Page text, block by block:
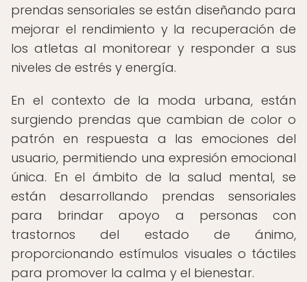
prendas sensoriales se están diseñando para
mejorar el rendimiento y la recuperación de
los atletas al monitorear y responder a sus
niveles de estrés y energía.
En el contexto de la moda urbana, están
surgiendo prendas que cambian de color o
patrón en respuesta a las emociones del
usuario, permitiendo una expresión emocional
única. En el ámbito de la salud mental, se
están desarrollando prendas sensoriales
para brindar apoyo a personas con
trastornos del estado de ánimo,
proporcionando estímulos visuales o táctiles
para promover la calma y el bienestar.